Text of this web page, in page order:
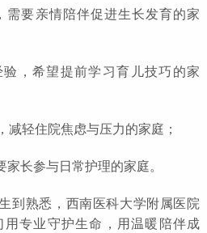
要亲情陪伴促进生长发育的家
，希望提前学习育儿技巧的家
减轻住院焦虑与压力的家庭；
长参与日常护理的家庭。
到熟悉，西南医科大学附属医院
专业守护生命，用温暖陪伴成